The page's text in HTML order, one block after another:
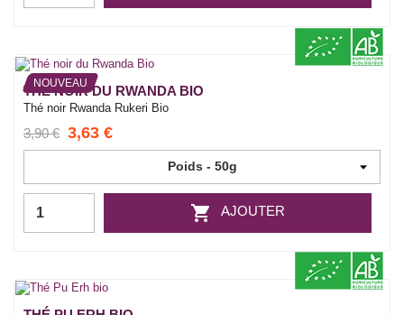
NOUVEAU
THÉ NOIR DU RWANDA BIO
Thé noir Rwanda Rukeri Bio
3,90 € 3,63 €
 AJOUTER